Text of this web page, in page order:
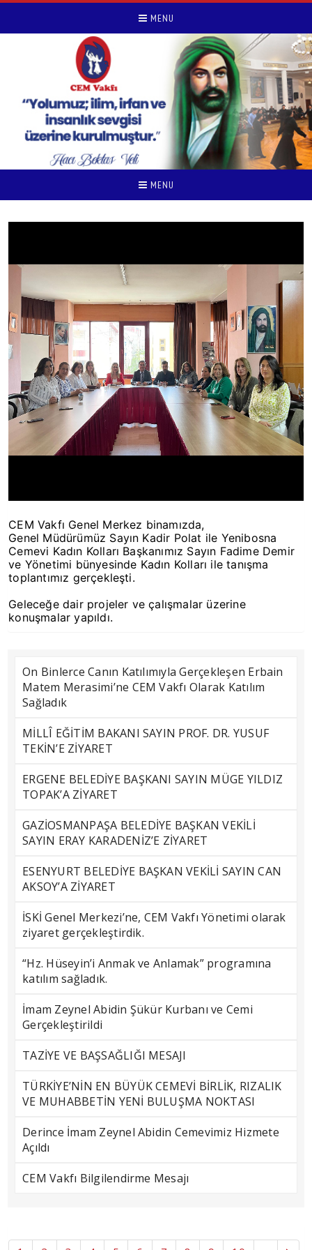
MENU
MENU
CEM Vakfı Genel Merkez binamızda,
Genel Müdürümüz Sayın Kadir Polat ile Yenibosna
Cemevi Kadın Kolları Başkanımız Sayın Fadime Demir
ve Yönetimi bünyesinde Kadın Kolları ile tanışma
toplantımız gerçekleşti.
Geleceğe dair projeler ve çalışmalar üzerine
konuşmalar yapıldı.
On Binlerce Canın Katılımıyla Gerçekleşen Erbain
Matem Merasimi’ne CEM Vakfı Olarak Katılım
Sağladık
MİLLÎ EĞİTİM BAKANI SAYIN PROF. DR. YUSUF
TEKİN’E ZİYARET
ERGENE BELEDİYE BAŞKANI SAYIN MÜGE YILDIZ
TOPAK’A ZİYARET
GAZİOSMANPAŞA BELEDİYE BAŞKAN VEKİLİ
SAYIN ERAY KARADENİZ’E ZİYARET
ESENYURT BELEDİYE BAŞKAN VEKİLİ SAYIN CAN
AKSOY’A ZİYARET
İSKİ Genel Merkezi’ne, CEM Vakfı Yönetimi olarak
ziyaret gerçekleştirdik.
“Hz. Hüseyin’i Anmak ve Anlamak” programına
katılım sağladık.
İmam Zeynel Abidin Şükür Kurbanı ve Cemi
Gerçekleştirildi
TAZİYE VE BAŞSAĞLIĞI MESAJI
TÜRKİYE’NİN EN BÜYÜK CEMEVİ BİRLİK, RIZALIK
VE MUHABBETİN YENİ BULUŞMA NOKTASI
Derince İmam Zeynel Abidin Cemevimiz Hizmete
Açıldı
CEM Vakfı Bilgilendirme Mesajı